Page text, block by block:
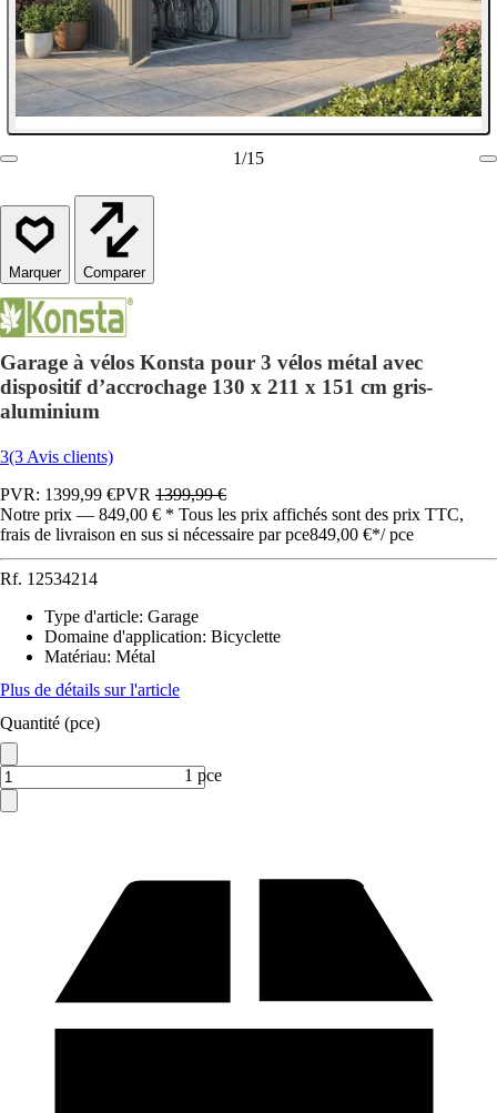
1/15
Comparer
Garage à vélos Konsta pour 3 vélos métal avec
dispositif d’accrochage 130 x 211 x 151 cm gris-
aluminium
3(3 Avis clients)
PVR: 1399,99 €PVR 1399,99 €
Notre prix — 849,00 € * Tous les prix affichés sont des prix TTC,
frais de livraison en sus si nécessaire par pce849,00 €*/ pce
Rf. 12534214
Type d'article: Garage
Domaine d'application: Bicyclette
Matériau: Métal
Plus de détails sur l'article
Quantité (pce)
1 pce